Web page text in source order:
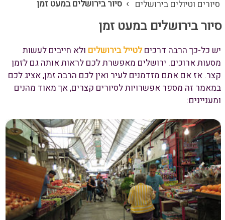
סיורים וטיולים בירושלים › סיור בירושלים במעט זמן
סיור בירושלים במעט זמן
יש כל-כך הרבה דרכיםלטייל בירושלים ולא חייבים לעשות
מסעות ארוכים. ירושלים מאפשרת לכם לראות אותה גם לזמן
קצר. אז אם אתם מזדמנים לעיר ואין לכם הרבה זמן, אציג לכם
במאמר זה מספר אפשרויות לסיורים קצרים, אך מאוד מהנים
ומעניינים: